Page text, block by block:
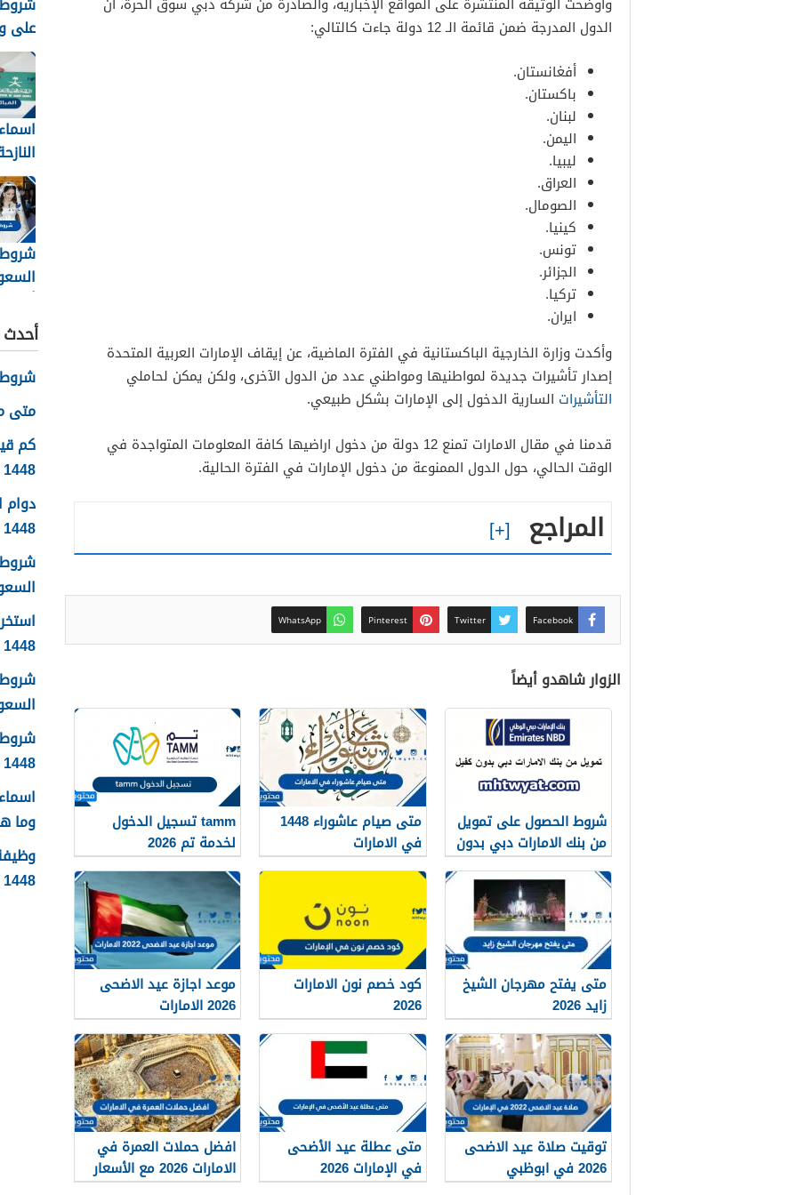
الدول المدرجة ضمن قائمة الـ 12 دولة جاءت كالتالي:
أفغانستان.
باكستان.
لبنان.
اليمن.
ليبيا.
العراق.
الصومال.
كينيا.
تونس.
الجزائر.
تركيا.
ايران.
وأكدت وزارة الخارجية الباكستانية في الفترة الماضية، عن إيقاف الإمارات العربية المتحدة
إصدار تأشيرات جديدة لمواطنيها ومواطني عدد من الدول الآخرى، ولكن يمكن لحاملي
التأشيرات السارية الدخول إلى الإمارات بشكل طبيعي.
قدمنا في مقال الامارات تمنع 12 دولة من دخول اراضيها كافة المعلومات المتواجدة في
الوقت الحالي، حول الدول الممنوعة من دخول الإمارات في الفترة الحالية.
المراجع
Facebook
Twitter
Pinterest
WhatsApp
الزوار شاهدو أيضاً
شروط الحصول على تمويل
من بنك الامارات دبي بدون
كفيل 1448
متى صيام عاشوراء 1448
في الامارات
tamm تسجيل الدخول
لخدمة تم 2026
متى يفتح مهرجان الشيخ
زايد 2026
كود خصم نون الامارات
2026
موعد اجازة عيد الاضحى
2026 الامارات
توقيت صلاة عيد الاضحى
2026 في ابوظبي
متى عطلة عيد الأضحى
في الإمارات 2026
افضل حملات العمرة في
الامارات 2026 مع الأسعار
على
أحدث
شروط
متى
1448
1448
1448 الرابط والشروط بالتفصيل
شروط
1448
وما
1448 الشروط وطريقة التقديم